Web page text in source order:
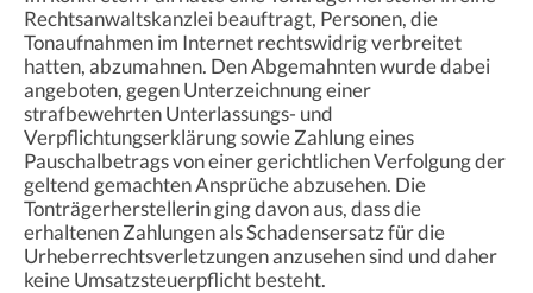
Rechtsanwaltskanzlei beauftragt, Personen, die
Tonaufnahmen im Internet rechtswidrig verbreitet
hatten, abzumahnen. Den Abgemahnten wurde dabei
angeboten, gegen Unterzeichnung einer
strafbewehrten Unterlassungs- und
Verpflichtungserklärung sowie Zahlung eines
Pauschalbetrags von einer gerichtlichen Verfolgung der
geltend gemachten Ansprüche abzusehen. Die
Tonträgerherstellerin ging davon aus, dass die
erhaltenen Zahlungen als Schadensersatz für die
Urheberrechtsverletzungen anzusehen sind und daher
keine Umsatzsteuerpflicht besteht.